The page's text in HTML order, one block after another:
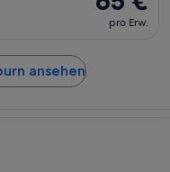
pro Erw.
ansehen